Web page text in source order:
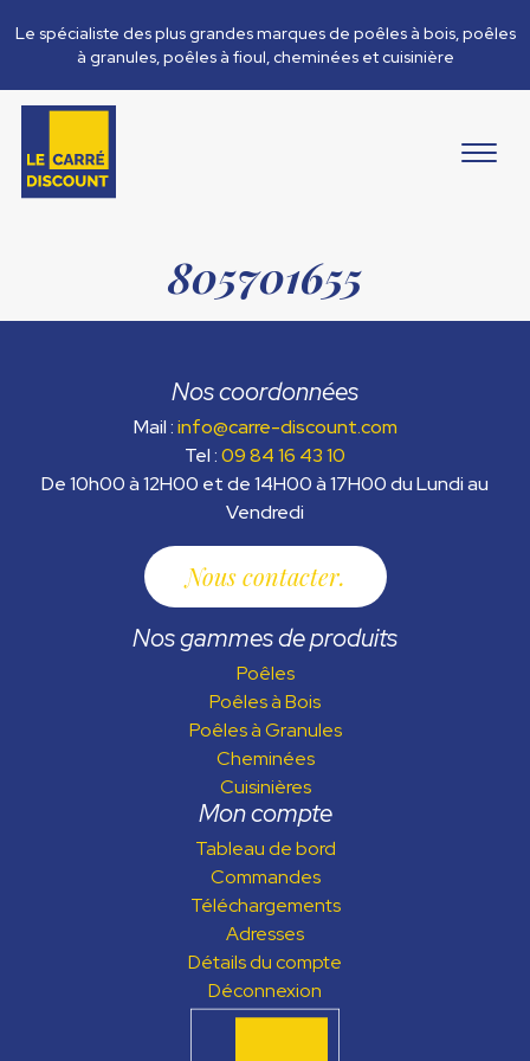
Le spécialiste des plus grandes marques de poêles à bois, poêles
à granules, poêles à fioul, cheminées et cuisinière
805701655
Nos coordonnées
Mail :info@carre-discount.com
Tel :09 84 16 43 10
De 10h00 à 12H00 et de 14H00 à 17H00 du Lundi au
Vendredi
Nous contacter
Nos gammes de produits
Poêles
Poêles à Bois
Poêles à Granules
Cheminées
Cuisinières
Mon compte
Tableau de bord
Commandes
Téléchargements
Adresses
Détails du compte
Déconnexion